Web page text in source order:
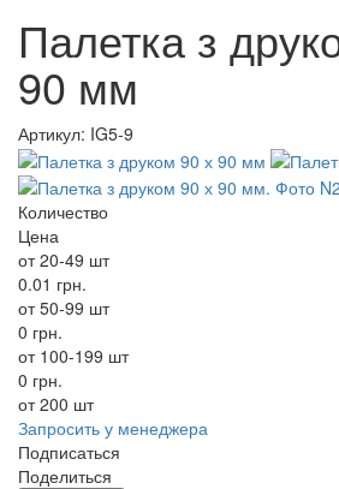
Палетка з
90 мм
Артикул: IG5-9
Количество
Цена
от 20-49 шт
0.01 грн.
от 50-99 шт
0 грн.
от 100-199 шт
0 грн.
от 200 шт
Запросить у менеджера
Подписаться
Поделиться